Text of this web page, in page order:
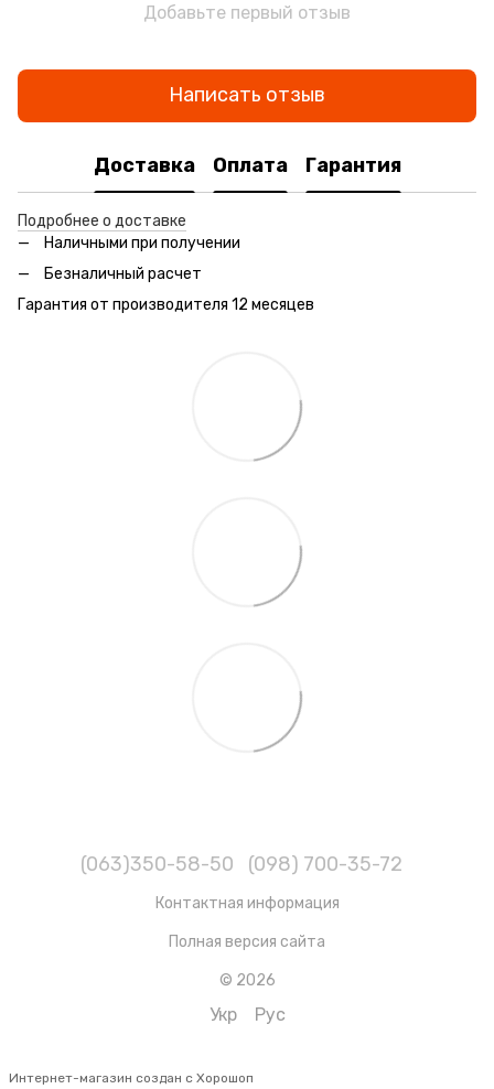
Добавьте первый отзыв
Написать отзыв
Доставка Оплата Гарантия
Подробнее о доставке
Наличными при получении
Безналичный расчет
Гарантия от производителя 12 месяцев
(063)350-58-50 (098) 700-35-72
Контактная информация
Полная версия сайта
© 2026
Укр Рус
Интернет-магазин создан с Хорошоп